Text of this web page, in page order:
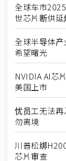
全球车市
世芯片断供延
全球半导体
希望曙光
NVIDIA AI芯
美国上市
忧员工无法
勿离境
川普松绑
芯片审查